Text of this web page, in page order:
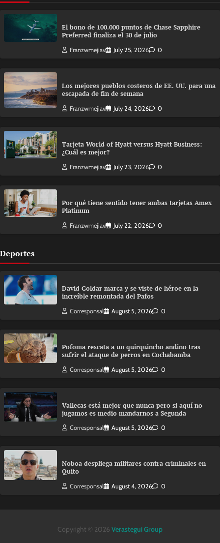
El bono de 100.000 puntos de Chase Sapphire
Preferred finaliza el 30 de julio
Franzwmejiav July 25, 2026 0
Los mejores pueblos costeros de EE. UU. para una
escapada de fin de semana
Franzwmejiav July 24, 2026 0
Tarjeta World of Hyatt versus Hyatt Business:
¿Cuál es mejor?
Franzwmejiav July 23, 2026 0
Por qué tiene sentido tener ambas tarjetas Amex
Platinum
Franzwmejiav July 22, 2026 0
Deportes
David Goldar marca y se viste de héroe en la
increíble remontada del Pafos
Corresponsal August 5, 2026 0
Pofoma rescata a un quirquincho andino tras
sufrir el ataque de perros en Cochabamba
Corresponsal August 5, 2026 0
Vallecas está mejor que nunca pero si aquí no
jugamos es medio mandarnos a Segunda
Corresponsal August 5, 2026 0
Noboa despliega militares contra criminales en
Quito
Corresponsal August 4, 2026 0
Copyright © 2026 Verastegui Group